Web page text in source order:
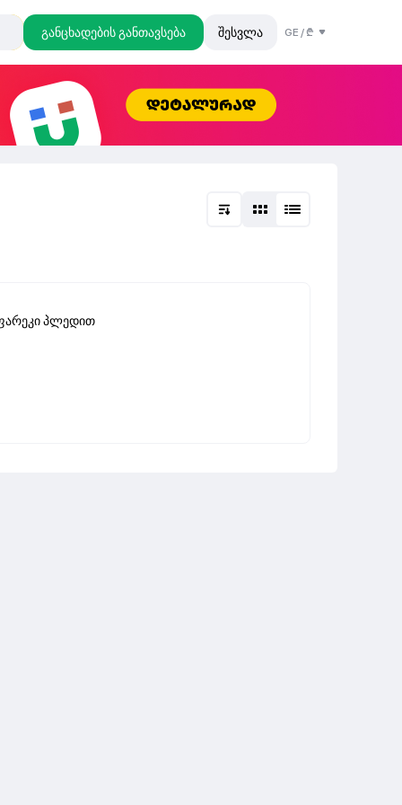
განცხადების განთავსება შესვლა GE /₾
პლედით